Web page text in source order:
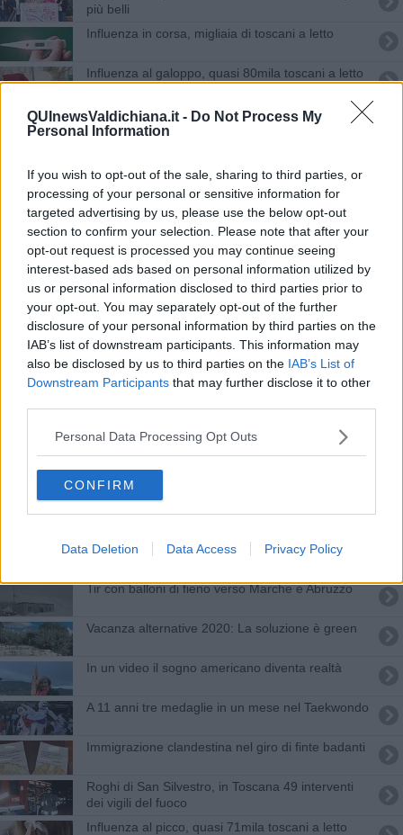
QUInewsValdichiana.it - Do Not Process My
Personal Information
If you wish to opt-out of the sale, sharing to third parties, or
processing of your personal or sensitive information for
targeted advertising by us, please use the below opt-out
section to confirm your selection. Please note that after your
opt-out request is processed you may continue seeing
interest-based ads based on personal information utilized by
us or personal information disclosed to third parties prior to
your opt-out. You may separately opt-out of the further
disclosure of your personal information by third parties on the
IAB’s list of downstream participants. This information may
also be disclosed by us to third parties on the IAB’s List of
Downstream Participants that may further disclose it to other
Personal Data Processing Opt Outs
CONFIRM
Data Deletion Data Access Privacy Policy
più belli
Influenza in corsa, migliaia di toscani a letto
Influenza al galoppo, quasi 80mila toscani a letto
Capodanno, ecco la Toscana che fa il pieno di
turisti
Vino Nobile, al Vinitaly per festeggiare il Pif
Una chiancianese tra le finaliste di Miss Italia
Tutti pazzi per il cibo da strada
Un comitato per l’emergenza terremoto
Rischio sismico, Valdichiana pericolosità media
Mezzi agricoli rubati nel cuore della notte
Misericordia savisene sui territori del terremoto
L'influenza rilancia e in Toscana rialza la testa
Sinalunga ricorda le vittime sul lavoro
Tir con balloni di fieno verso Marche e Abruzzo
Vacanza alternative 2020: La soluzione è green
​In un video il sogno americano diventa realtà
A 11 anni tre medaglie in un mese nel Taekwondo
Immigrazione clandestina nel giro di finte badanti
Roghi di San Silvestro, in Toscana 49 interventi
dei vigili del fuoco
Influenza al picco, quasi 71mila toscani a letto